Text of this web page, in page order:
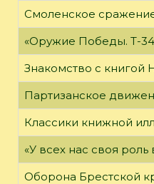
Смоленское
«Оружие Победы. Т-
Знакомство с книгой
Партизанское
Классики книжной
«У всех нас своя
Оборона Брестской